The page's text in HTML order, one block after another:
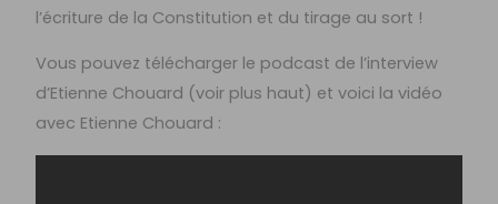
l’écriture de la Constitution et du tirage au sort !
Vous pouvez télécharger le podcast de l’interview
d’Etienne Chouard (voir plus haut) et voici la vidéo
avec Etienne Chouard :